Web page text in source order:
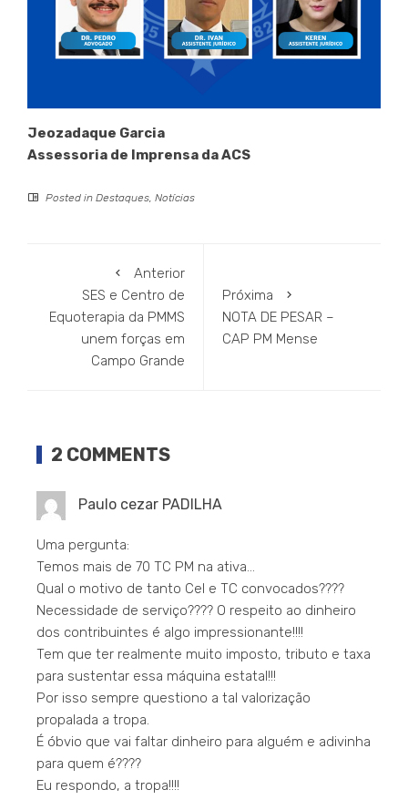
Jeozadaque Garcia
Assessoria de Imprensa da ACS
Posted in Destaques, Notícias
Anterior
SES e Centro de
Equoterapia da PMMS
unem forças em
Campo Grande
Próxima
NOTA DE PESAR –
CAP PM Mense
2 COMMENTS
Paulo cezar PADILHA
Uma pergunta:
Temos mais de 70 TC PM na ativa…
Qual o motivo de tanto Cel e TC convocados????
Necessidade de serviço???? O respeito ao dinheiro
dos contribuintes é algo impressionante!!!!
Tem que ter realmente muito imposto, tributo e taxa
para sustentar essa máquina estatal!!!
Por isso sempre questiono a tal valorização
propalada a tropa.
É óbvio que vai faltar dinheiro para alguém e adivinha
para quem é????
Eu respondo, a tropa!!!!